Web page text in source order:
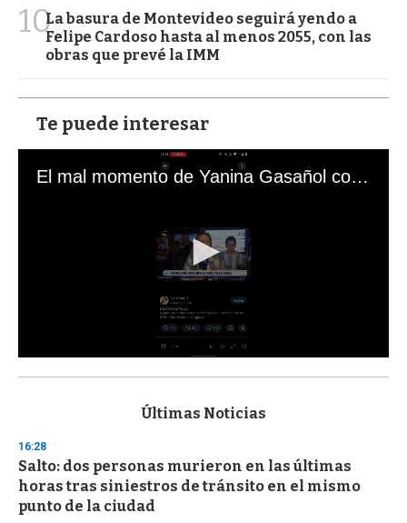
10La basura de Montevideo seguirá yendo a
Felipe Cardoso hasta al menos 2055, con las
obras que prevé la IMM
Te puede interesar
El mal momento de Yanina Gasañol con un hincha argentino en "Subrayado"
s
d
s
o
f
3
Últimas Noticias
16:28
Salto: dos personas murieron en las últimas
horas tras siniestros de tránsito en el mismo
punto de la ciudad